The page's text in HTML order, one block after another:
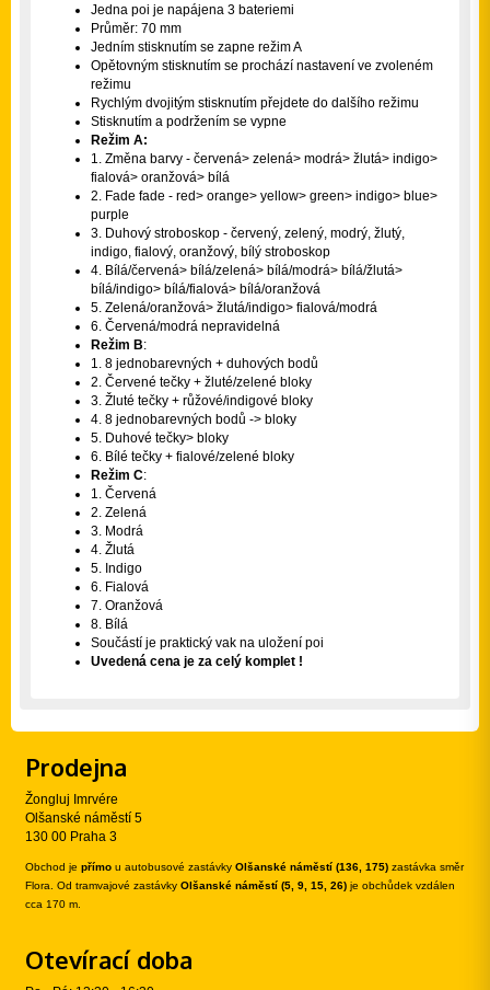
Jedna poi je napájena 3 bateriemi
Průměr: 70 mm
Jedním stisknutím se zapne režim A
Opětovným stisknutím se prochází nastavení ve zvoleném
režimu
Rychlým dvojitým stisknutím přejdete do dalšího režimu
Stisknutím a podržením se vypne
Režim A:
1. Změna barvy - červená> zelená> modrá> žlutá> indigo>
fialová> oranžová> bílá
2. Fade fade - red> orange> yellow> green> indigo> blue>
purple
3. Duhový stroboskop - červený, zelený, modrý, žlutý,
indigo, fialový, oranžový, bílý stroboskop
4. Bílá/červená> bílá/zelená> bílá/modrá> bílá/žlutá>
bílá/indigo> bílá/fialová> bílá/oranžová
5. Zelená/oranžová> žlutá/indigo> fialová/modrá
6. Červená/modrá nepravidelná
Režim B:
1. 8 jednobarevných + duhových bodů
2. Červené tečky + žluté/zelené bloky
3. Žluté tečky + růžové/indigové bloky
4. 8 jednobarevných bodů -> bloky
5. Duhové tečky> bloky
6. Bílé tečky + fialové/zelené bloky
Režim C:
1. Červená
2. Zelená
3. Modrá
4. Žlutá
5. Indigo
6. Fialová
7. Oranžová
8. Bílá
Součástí je praktický vak na uložení poi
Uvedená cena je za celý komplet !
Prodejna
Žongluj Imrvére
Olšanské náměstí 5
130 00 Praha 3
Obchod je přímo u autobusové zastávky Olšanské náměstí (136, 175) zastávka směr
Flora. Od tramvajové zastávky Olšanské náměstí (5, 9, 15, 26) je obchůdek vzdálen
cca 170 m.
Otevírací doba